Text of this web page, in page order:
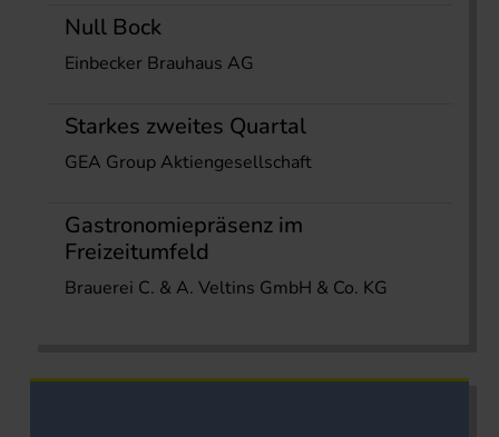
Null Bock
Einbecker Brauhaus AG
Starkes zweites Quartal
GEA Group Aktiengesellschaft
Gastronomiepräsenz im
Freizeitumfeld
Brauerei C. & A. Veltins GmbH & Co. KG